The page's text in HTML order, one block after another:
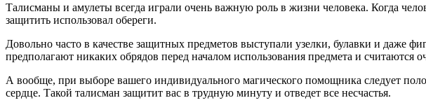
Талисманы и амулеты всегда играли очень важную роль в жизни человека. Когда
защитить использовал обереги.
Довольно часто в качестве защитных предметов выступали узелки, булавки и даже
предполагают никаких обрядов перед началом использования предмета и считаются
А вообще, при выборе вашего индивидуального магического помощника следует
сердце. Такой талисман защитит вас в трудную минуту и отведет все несчастья.